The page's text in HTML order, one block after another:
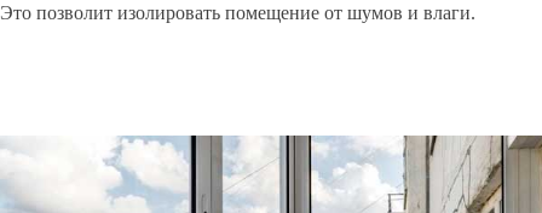
Это позволит изолировать помещение от шумов и влаги.